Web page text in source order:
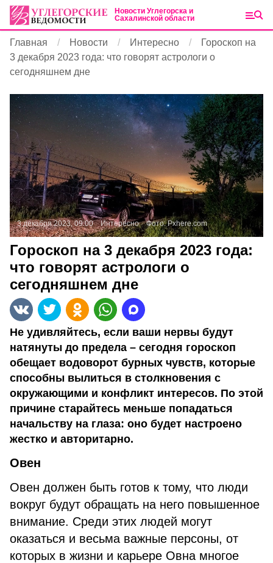
Новости Углегорска и
Сахалинской области
Главная Новости Интересно
Гороскоп на
3 декабря 2023 года: что говорят астрологи о
сегодняшнем дне
3 декабря 2023, 09:00 Интересно Фото:Pxhere.com
Гороскоп на 3 декабря 2023 года:
что говорят астрологи о
сегодняшнем дне
Не удивляйтесь, если ваши нервы будут
натянуты до предела – сегодня гороскоп
обещает водоворот бурных чувств, которые
способны вылиться в столкновения с
окружающими и конфликт интересов. По этой
причине старайтесь меньше попадаться
начальству на глаза: оно будет настроено
жестко и авторитарно.
Овен
Овен должен быть готов к тому, что люди
вокруг будут обращать на него повышенное
внимание. Среди этих людей могут
оказаться и весьма важные персоны, от
которых в жизни и карьере Овна многое